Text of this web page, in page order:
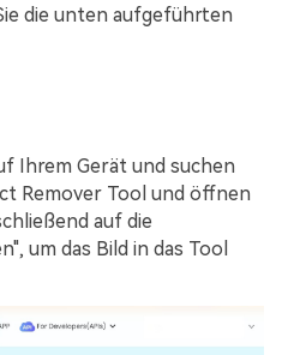
die unten aufgeführten
Ihrem Gerät und suchen
Remover Tool und öffnen
auf die
um das Bild in das Tool